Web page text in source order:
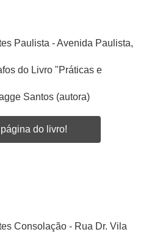
Paulista - Avenida Paulista,
do Livro "Práticas e
Santos (autora)
do livro!
Consolação - Rua Dr. Vila